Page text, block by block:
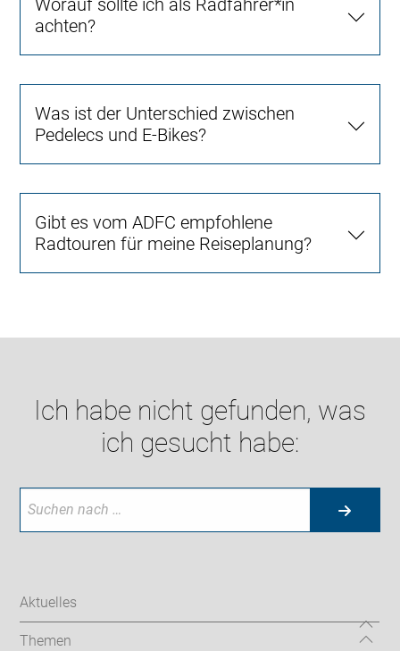
Worauf sollte ich als Radfahrer*in
achten?
Was ist der Unterschied zwischen
Pedelecs und E-Bikes?
Gibt es vom ADFC empfohlene
Radtouren für meine Reiseplanung?
Ich habe nicht gefunden, was
ich gesucht habe:
Aktuelles
Themen